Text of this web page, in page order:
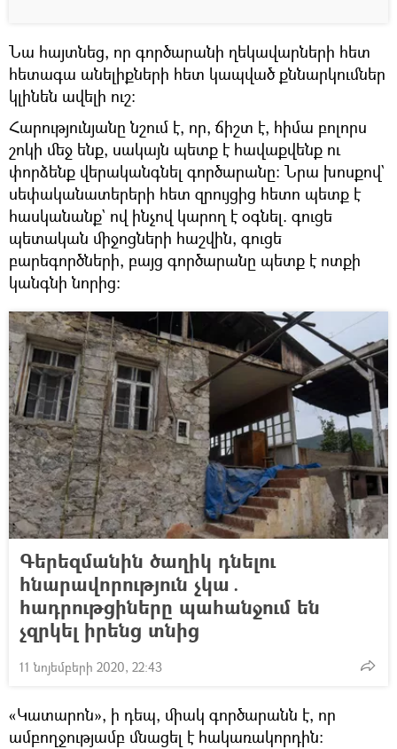
Նա հայտնեց, որ գործարանի ղեկավարների հետ
հետագա անելիքների հետ կապված քննարկումներ
կլինեն ավելի ուշ։
Հարությունյանը նշում է, որ, ճիշտ է, հիմա բոլորս
շոկի մեջ ենք, սակայն պետք է հավաքվենք ու
փորձենք վերականգնել գործարանը։ Նրա խոսքով`
սեփականատերերի հետ զրույցից հետո պետք է
հասկանանք` ով ինչով կարող է օգնել. գուցե
պետական միջոցների հաշվին, գուցե
բարեգործների, բայց գործարանը պետք է ոտքի
կանգնի նորից։
Գերեզմանին ծաղիկ դնելու
հնարավորություն չկա․
հադրութցիները պահանջում են
չզրկել իրենց տնից
11 նոյեմբերի 2020, 22:43
«Կատարոն», ի դեպ, միակ գործարանն է, որ
ամբողջությամբ մնացել է հակառակորդին։